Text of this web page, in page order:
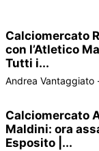
Calciomercato
con l’Atletico
Tutti i...
Andrea Vantaggiato
Calciomercato
Maldini: ora
Esposito |...